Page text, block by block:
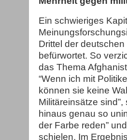
Ein schwieriges
Drittel der
befürwortet. So
das Thema
“Wenn ich mit
können sie keine
Militäreinsätze
hinaus genau so
der Farbe reden”
schielen. Im